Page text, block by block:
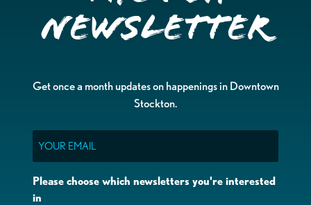
Newsletter
Get once a month updates on happenings in Downtown
Stockton.
Please choose which newsletters you're interested
in